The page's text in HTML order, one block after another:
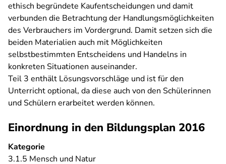
ethisch begründete Kaufentscheidungen und damit
verbunden die Betrachtung der Handlungsmöglichkeiten
des Verbrauchers im Vordergrund. Damit setzen sich die
beiden Materialien auch mit Möglichkeiten
selbstbestimmten Entscheidens und Handelns in
konkreten Situationen auseinander.
Teil 3 enthält Lösungsvorschläge und ist für den
Unterricht optional, da diese auch von den Schülerinnen
und Schülern erarbeitet werden können.
Einordnung in den Bildungsplan 2016
Kategorie
3.1.5 Mensch und Natur